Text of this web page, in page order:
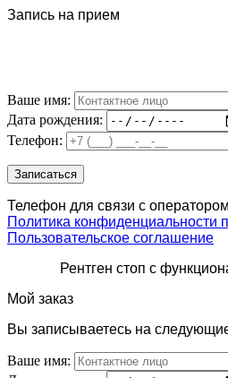
Запись на прием
Ваше имя:
Дата рождения:
Телефон:
Телефон для связи с
Политика конфиденциальности
Пользовательское соглашение
Рентген стоп с
Мой заказ
Вы записываетесь на
Ваше имя: